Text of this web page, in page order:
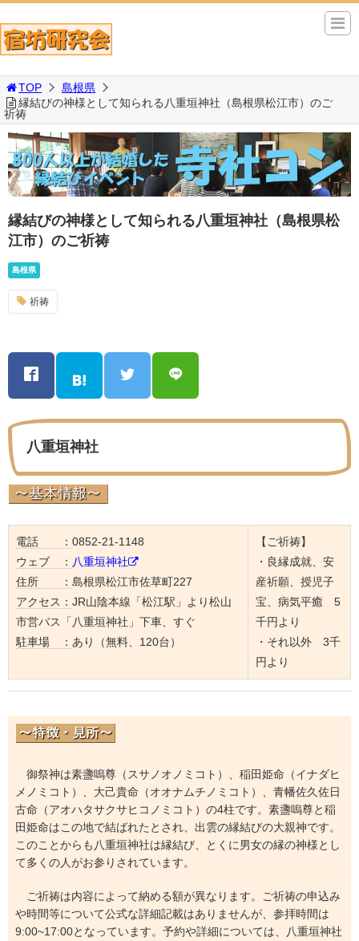
TOP
島根県
縁結びの神様として知られる八重垣神社（島根県松江市）のご
祈祷
縁結びの神様として知られる八重垣神社（島根県松
江市）のご祈祷
島根県
祈祷
八重垣神社
電話 ： 0852-21-1148
ウェブ ： 八重垣神社
住所 ： 島根県松江市佐草町227
アクセス： JR山陰本線「松江駅」より松山
市営バス「八重垣神社」下車、すぐ
駐車場 ： あり（無料、120台）
【ご祈祷】
・良縁成就、安
産祈願、授児子
宝、病気平癒 5
千円より
・それ以外 3千
円より
御祭神は素盞嗚尊（スサノオノミコト）、稲田姫命（イナダヒ
メノミコト）、大己貴命（オオナムチノミコト）、青幡佐久佐日
古命（アオハタサクサヒコノミコト）の4柱です。素盞嗚尊と稲
田姫命はこの地で結ばれたとされ、出雲の縁結びの大親神です。
このことからも八重垣神社は縁結び、とくに男女の縁の神様とし
て多くの人がお参りされています。
ご祈祷は内容によって納める額が異なります。ご祈祷の申込み
や時間等について公式な詳細記載はありませんが、参拝時間は
9:00~17:00となっています。予約や詳細については、八重垣神社